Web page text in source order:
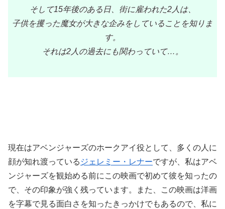
そして15年後のある日、街に雇われた2人は、
子供を攫った魔女が大きな企みをしていることを知りま
す。
それは2人の過去にも関わっていて…。
現在はアベンジャーズのホークアイ役として、多くの人に
顔が知れ渡っている ジェレミー・レナーですが、私はアベ
ンジャーズを観始める前にこの映画で初めて彼を知ったの
で、その印象が強く残っています。また、この映画は洋画
を字幕で見る面白さを知ったきっかけでもあるので、私に